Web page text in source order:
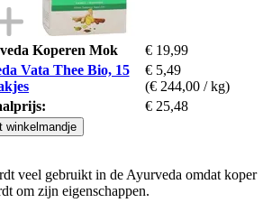
Koperen Mok
€ 19,99
Vata Thee Bio, 15
€ 5,49
(€ 244,00 / kg)
€ 25,48
winkelmandje
veel gebruikt in de Ayurveda omdat koper
om zijn eigenschappen.